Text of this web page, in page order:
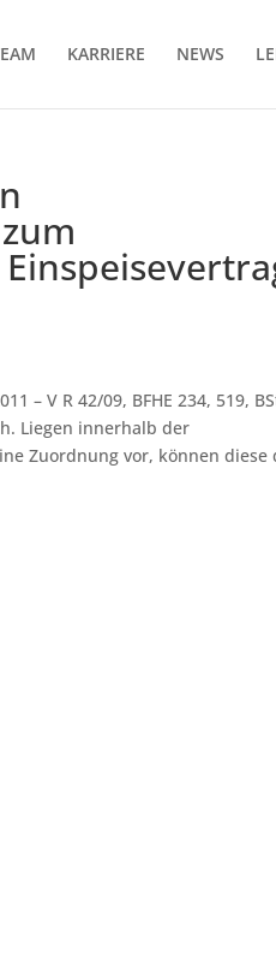
KARRIERE NEWS
– V R 42/09, BFHE 234, 519,
Liegen innerhalb der
Zuordnung vor, können diese